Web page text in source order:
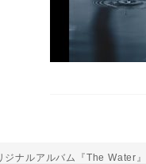
ジナルアルバム『The Water